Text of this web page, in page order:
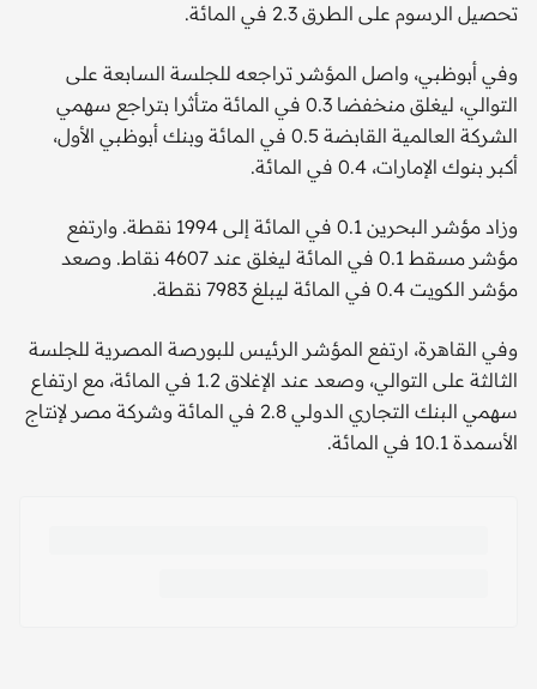
تحصيل الرسوم على الطرق 2.3 في المائة.
وفي أبوظبي، واصل المؤشر تراجعه للجلسة السابعة على
التوالي، ليغلق منخفضا 0.3 في المائة متأثرا بتراجع سهمي
الشركة العالمية القابضة 0.5 في المائة وبنك أبوظبي الأول،
أكبر بنوك الإمارات، 0.4 في المائة.
وزاد مؤشر البحرين 0.1 في المائة إلى 1994 نقطة. وارتفع
مؤشر مسقط 0.1 في المائة ليغلق عند 4607 نقاط. وصعد
مؤشر الكويت 0.4 في المائة ليبلغ 7983 نقطة.
وفي القاهرة، ارتفع المؤشر الرئيس للبورصة المصرية للجلسة
الثالثة على التوالي، وصعد عند الإغلاق 1.2 في المائة، مع ارتفاع
سهمي البنك التجاري الدولي 2.8 في المائة وشركة مصر لإنتاج
الأسمدة 10.1 في المائة.